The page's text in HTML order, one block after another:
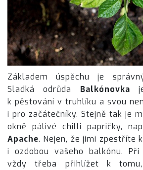
Základem úspěchu je
Sladká odrůda Balkónovka
k pěstování v truhlíku a svou
i pro začátečníky. Stejně tak je
okně pálivé chilli papričky,
Apache. Nejen, že jimi zpestříte
i ozdobou vašeho balkónu.
vždy třeba přihlížet k